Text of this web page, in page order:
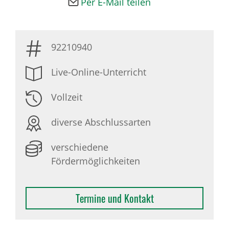
92210940
Live-Online-Unterricht
Vollzeit
diverse Abschlussarten
verschiedene
Fördermöglichkeiten
Termine und Kontakt